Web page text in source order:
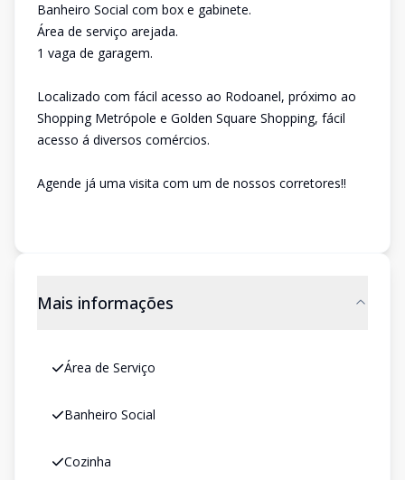
Banheiro Social com box e gabinete.
Área de serviço arejada.
1 vaga de garagem.
Localizado com fácil acesso ao Rodoanel, próximo ao
Shopping Metrópole e Golden Square Shopping, fácil
acesso á diversos comércios.
Agende já uma visita com um de nossos corretores!!
Mais informações
Área de Serviço
Banheiro Social
Cozinha